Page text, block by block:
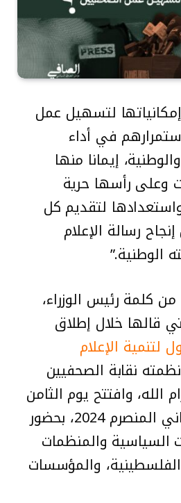
لتسهيل عمل
في أداء
إيمانا منها
وعلى رأسها حرية
لتقديم كل
رسالة الإعلام
الوطنية.”
كلمة رئيس الوزراء،
قالها خلال إطلاق
لتنمية الإعلام
نقابة الصحفيين
الله، وافتتح يوم الثامن
عشر من تشرين الثاني المنصرم 2024، بحضور
والمنظمات
الفلسطينية، والمؤسسات